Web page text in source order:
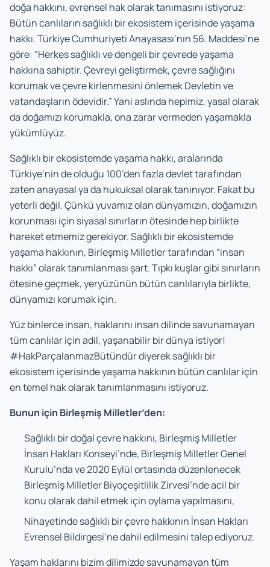
doğa hakkını, evrensel hak olarak tanımasını istiyoruz:
Bütün canlıların sağlıklı bir ekosistem içerisinde yaşama
hakkı. Türkiye Cumhuriyeti Anayasası’nın 56. Maddesi’ne
göre: “Herkes sağlıklı ve dengeli bir çevrede yaşama
hakkına sahiptir. Çevreyi geliştirmek, çevre sağlığını
korumak ve çevre kirlenmesini önlemek Devletin ve
vatandaşların ödevidir.” Yani aslında hepimiz, yasal olarak
da doğamızı korumakla, ona zarar vermeden yaşamakla
yükümlüyüz.
Sağlıklı bir ekosistemde yaşama hakkı, aralarında
Türkiye’nin de olduğu 100’den fazla devlet tarafından
zaten anayasal ya da hukuksal olarak tanınıyor. Fakat bu
yeterli değil. Çünkü yuvamız olan dünyamızın, doğamızın
korunması için siyasal sınırların ötesinde hep birlikte
hareket etmemiz gerekiyor. Sağlıklı bir ekosistemde
yaşama hakkının, Birleşmiş Milletler tarafından “insan
hakkı” olarak tanımlanması şart. Tıpkı kuşlar gibi sınırların
ötesine geçmek, yeryüzünün bütün canlılarıyla birlikte,
dünyamızı korumak için.
Yüz binlerce insan, haklarını insan dilinde savunamayan
tüm canlılar için adil, yaşanabilir bir dünya istiyor!
#HakParçalanmazBütündür diyerek sağlıklı bir
ekosistem içerisinde yaşama hakkının bütün canlılar için
en temel hak olarak tanımlanmasını istiyoruz.
Bunun için Birleşmiş Milletler’den:
Sağlıklı bir doğal çevre hakkını, Birleşmiş Milletler
İnsan Hakları Konseyi’nde, Birleşmiş Milletler Genel
Kurulu’nda ve 2020 Eylül ortasında düzenlenecek
Birleşmiş Milletler Biyoçeşitlilik Zirvesi’nde acil bir
konu olarak dahil etmek için oylama yapılmasını,
Nihayetinde sağlıklı bir çevre hakkının İnsan Hakları
Evrensel Bildirgesi’ne dahil edilmesini talep ediyoruz.
Yaşam haklarını bizim dilimizde savunamayan tüm